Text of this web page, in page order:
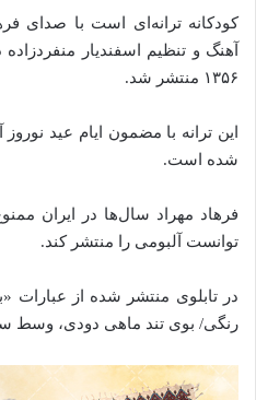
کودکانه ترانه‌ای است با صدای
۱۳۵۶ منتشر شد.
این ترانه با مضمون ایام عید
شده‌‌‌ است.
فرهاد مهراد سال‌ها در ایران
توانست آلبومی را منتشر کند.
در تابلوی منتشر شده‌‌ از
رنگی/ بوی تند ماهی دودی، وسط